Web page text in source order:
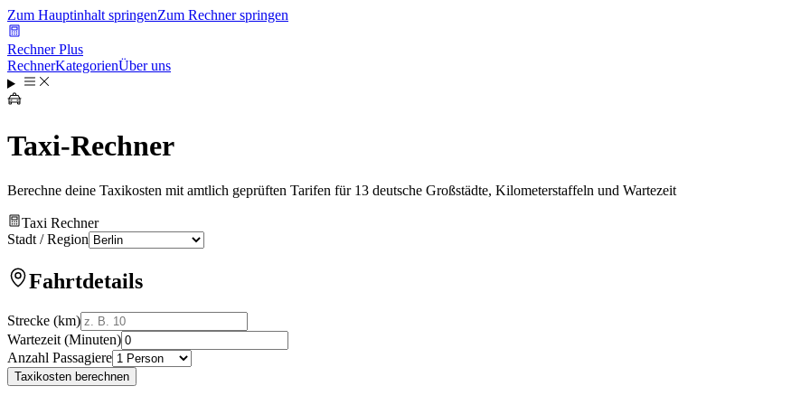
Zum Hauptinhalt springenZum Rechner springen
Rechner Plus
RechnerKategorienÜber uns
Taxi-Rechner
Berechne deine Taxikosten mit amtlich geprüften Tarifen für 13 deutsche Großstädte, Kilometerstaffeln und Wartezeit
Taxi Rechner
Stadt / Region
Fahrtdetails
Strecke (km)
Wartezeit (Minuten)
Anzahl Passagiere
Taxikosten berechnen